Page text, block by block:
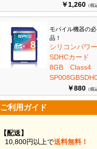
￥1,260 （税
モバイル機器の
品！
シリコンパ
SDHCカード
8GB
￥880 （税
ご利用ガイド
【配送】
10,800円以上で送料無料！